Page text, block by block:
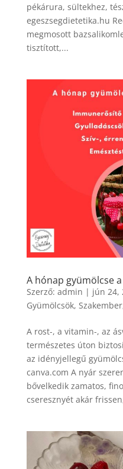
pékárura, sültekhez,
egeszsegdietetika.hu
megmosott
tisztított,...
A hónap gyümölcse
Szerző: admin | jún 24,
Gyümölcsök, Szakember
A rost-, a vitamin-, az
természetes úton
az idényjellegű
canva.com A nyár
bővelkedik zamatos,
cseresznyét akár